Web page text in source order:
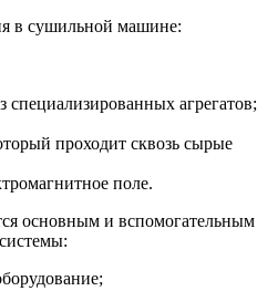
в сушильной машине:
специализированных агрегатов;
проходит сквозь сырые
поле.
основным и вспомогательным